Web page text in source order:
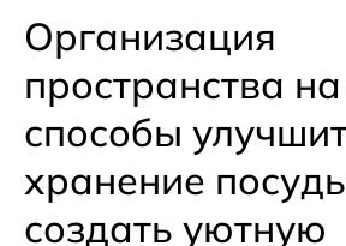
Организация
пространства
способы
хранение
создать уютную